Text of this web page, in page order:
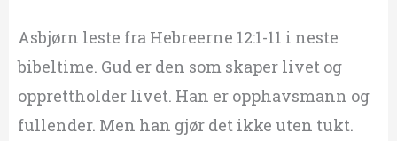
Asbjørn leste fra Hebreerne 12:1-11 i neste
bibeltime. Gud er den som skaper livet og
opprettholder livet. Han er opphavsmann og
fullender. Men han gjør det ikke uten tukt.